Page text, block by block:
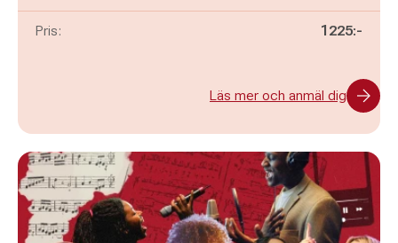
Pris: 1225:-
Läs mer och anmäl dig